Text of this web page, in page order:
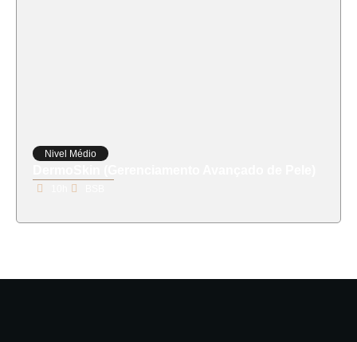
Nivel Médio